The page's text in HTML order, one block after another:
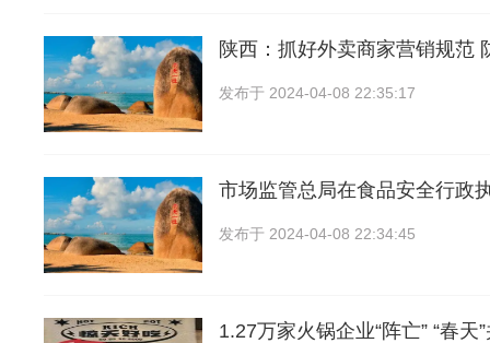
陕西：抓好外卖商家营销规范
发布于 2024-04-08 22:35:17
市场监管总局在食品安全行政
发布于 2024-04-08 22:34:45
1.27万家火锅企业“阵亡” “春天